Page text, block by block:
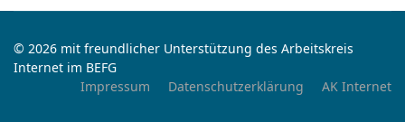
© 2026 mit freundlicher Unterstützung des Arbeitskreis
Internet im BEFG
Impressum
Datenschutzerklärung AK Internet